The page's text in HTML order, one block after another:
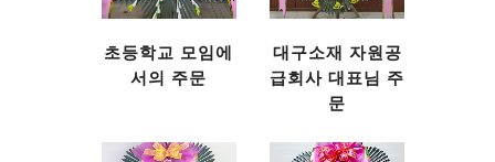
초등학교 모임에
서의 주문
대구소재 자원공
급회사 대표님 주
문